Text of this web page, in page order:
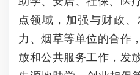
点领域，加强与财政
力、烟草等单位的合作
放和公共服务工作，发